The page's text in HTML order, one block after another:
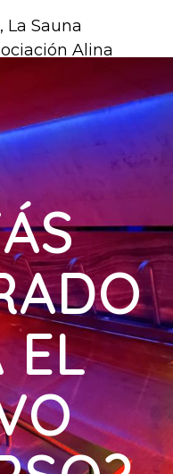
La Sauna
Alina
EL